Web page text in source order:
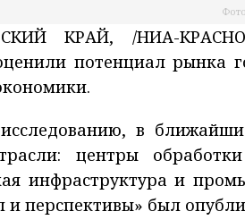
КРАЙ, /НИА-
потенциал рынка
в
центры
инфраструктура и
и перспективы» был